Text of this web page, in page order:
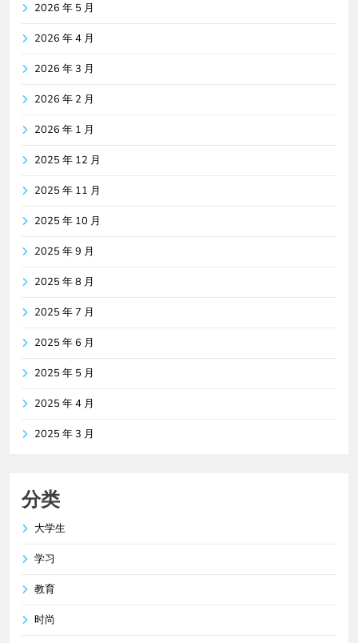
2026 年 5 月
2026 年 4 月
2026 年 3 月
2026 年 2 月
2026 年 1 月
2025 年 12 月
2025 年 11 月
2025 年 10 月
2025 年 9 月
2025 年 8 月
2025 年 7 月
2025 年 6 月
2025 年 5 月
2025 年 4 月
2025 年 3 月
分类
大学生
学习
教育
时尚